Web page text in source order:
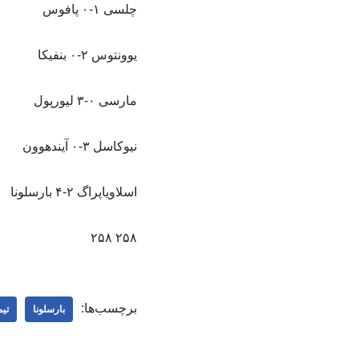
چلسی ۱-۰ پافوس
یوونتوس ۲-۰ بنفیکا
مارسی ۰-۳ لیورپول
نیوکاسل ۳-۰ آیندهوون
اسلاویاپراگ ۲-۴ بارسلونا
۲۵۸ ۲۵۸
برچسب‌ها: بارسلونا